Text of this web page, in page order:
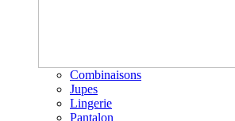
Combinaisons
Jupes
Lingerie
Pantalon